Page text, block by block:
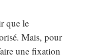
que le
Mais, pour
une fixation